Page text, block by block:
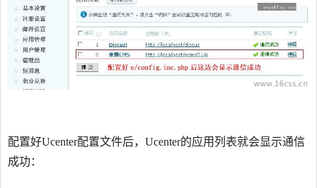
配置好Ucenter配置文件后，Ucenter的应用列表就会显示通信
成功：